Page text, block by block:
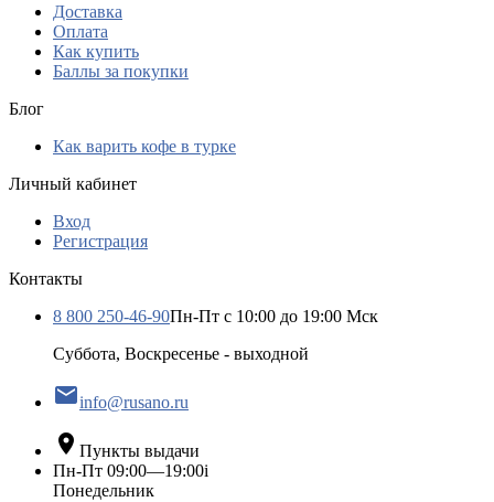
Доставка
Оплата​
Как купить
Баллы за покупки
Блог
Как варить кофе в турке
Личный кабинет
Вход
Регистрация
Контакты
8 800 250-46-90Пн-Пт с 10:00 до 19:00 Мск
Суббота, Воскресенье - выходной
info@rusano.ru
 Пункты выдачи
Пн-Пт 09:00—19:00i
Понедельник